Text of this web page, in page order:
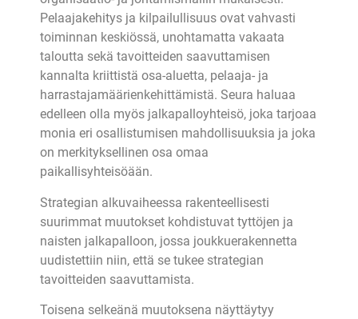
Pelaajakehitys ja kilpailullisuus ovat vahvasti
toiminnan keskiössä, unohtamatta vakaata
taloutta sekä tavoitteiden saavuttamisen
kannalta kriittistä osa-aluetta, pelaaja- ja
harrastajamäärienkehittämistä. Seura haluaa
edelleen olla myös jalkapalloyhteisö, joka tarjoaa
monia eri osallistumisen mahdollisuuksia ja joka
on merkityksellinen osa omaa
paikallisyhteisöään.
Strategian alkuvaiheessa rakenteellisesti
suurimmat muutokset kohdistuvat tyttöjen ja
naisten jalkapalloon, jossa joukkuerakennetta
uudistettiin niin, että se tukee strategian
tavoitteiden saavuttamista.
Toisena selkeänä muutoksena näyttäytyy